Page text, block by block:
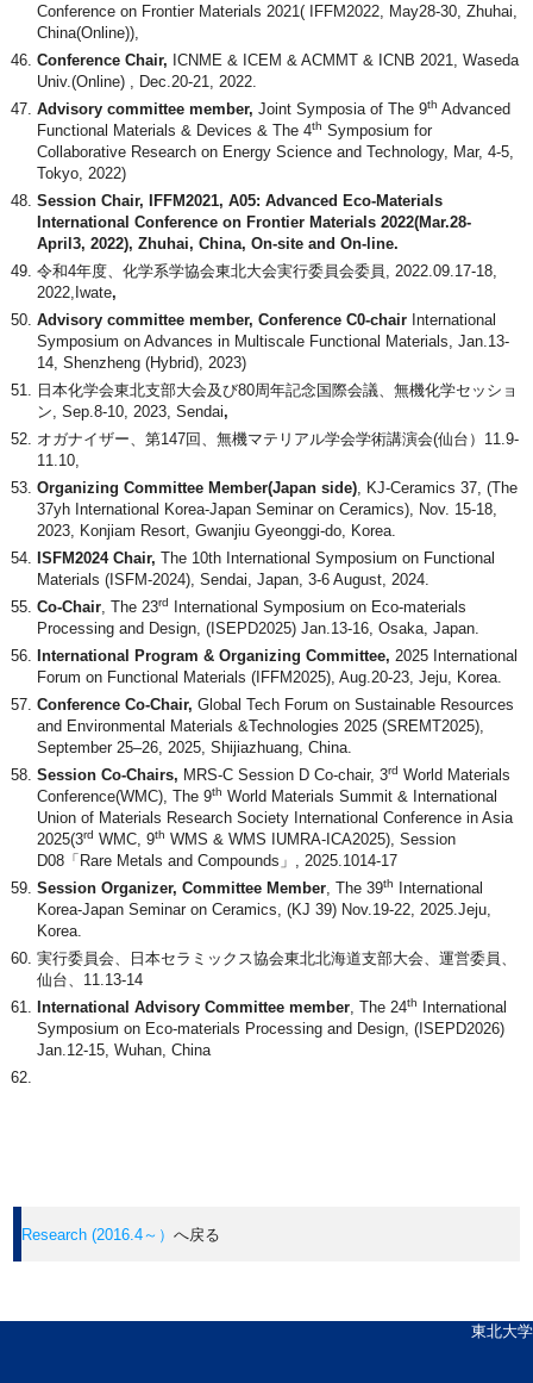
Conference on Frontier Materials 2021( IFFM2022, May28-30, Zhuhai,
China(Online)),
Conference Chair, ICNME & ICEM & ACMMT & ICNB 2021, Waseda
Univ.(Online) , Dec.20-21, 2022.
Advisory committee member,Joint Symposia of The 9th Advanced
Functional Materials & Devices & The 4th Symposium for
Collaborative Research on Energy Science and Technology, Mar, 4-5,
Tokyo, 2022)
Session Chair, IFFM2021, A05: Advanced Eco-Materials
International Conference on Frontier Materials 2022(Mar.28-
April3, 2022), Zhuhai, China, On-site and On-line.
令和4年度、化学系学協会東北大会実行委員会委員, 2022.09.17-18,
2022,Iwate,
Advisory committee member, Conference C0-chair International
Symposium on Advances in Multiscale Functional Materials, Jan.13-
14, Shenzheng (Hybrid), 2023)
日本化学会東北支部大会及び80周年記念国際会議、無機化学セッショ
ン, Sep.8-10, 2023, Sendai,
オガナイザー、第147回、無機マテリアル学会学術講演会(仙台）11.9-
11.10,
Organizing Committee Member(Japan side), KJ-Ceramics 37, (The
37yh International Korea-Japan Seminar on Ceramics), Nov. 15-18,
2023, Konjiam Resort, Gwanjiu Gyeonggi-do, Korea.
ISFM2024Chair,The 10th International Symposium on Functional
Materials (ISFM-2024), Sendai, Japan, 3-6 August, 2024.
Co-Chair, The 23rd
International Symposium on Eco-materials
Processing and Design, (ISEPD2025) Jan.13-16, Osaka, Japan.
International Program & Organizing Committee,2025 International
Forum on Functional Materials (IFFM2025), Aug.20-23, Jeju, Korea.
Conference Co-Chair,Global Tech Forum on Sustainable Resources
and Environmental Materials &Technologies 2025 (SREMT2025),
September 25–26, 2025, Shijiazhuang, China.
Session Co-Chairs, MRS-C Session D Co-chair, 3rd World Materials
Conference(WMC), The 9th World Materials Summit & International
Union of Materials Research Society International Conference in Asia
2025(3rd WMC, 9th WMS & WMS IUMRA-ICA2025), Session
D08「Rare Metals and Compounds」, 2025.1014-17
Session Organizer, Committee Member, The 39th
International
Korea-Japan Seminar on Ceramics, (KJ 39) Nov.19-22, 2025.Jeju,
Korea.
実行委員会、日本セラミックス協会東北北海道支部大会、運営委員、
仙台、11.13-14
International Advisory Committee member, The 24th
International
Symposium on Eco-materials Processing and Design, (ISEPD2026)
Jan.12-15, Wuhan, China
Research (2016.4～）へ戻る
東北大